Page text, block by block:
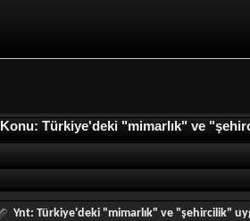
Konu: Türkiye'deki "mimarlık" ve
Ynt: Türkiye'deki "mimarlık" ve "şehircilik"